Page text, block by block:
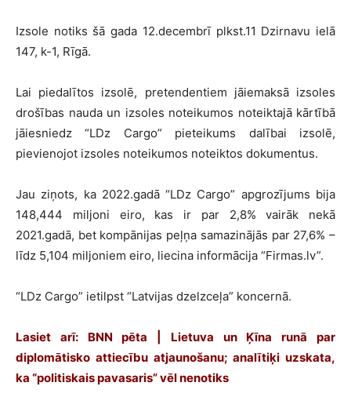
Izsole notiks šā gada 12.decembrī plkst.11 Dzirnavu ielā
147, k-1, Rīgā.
Lai piedalītos izsolē, pretendentiem jāiemaksā izsoles
drošības nauda un izsoles noteikumos noteiktajā kārtībā
jāiesniedz “LDz Cargo” pieteikums dalībai izsolē,
pievienojot izsoles noteikumos noteiktos dokumentus.
Jau ziņots, ka 2022.gadā “LDz Cargo” apgrozījums bija
148,444 miljoni eiro, kas ir par 2,8% vairāk nekā
2021.gadā, bet kompānijas peļņa samazinājās par 27,6% –
līdz 5,104 miljoniem eiro, liecina informācija “Firmas.lv”.
“LDz Cargo” ietilpst “Latvijas dzelzceļa” koncernā.
Lasiet arī: BNN pēta | Lietuva un Ķīna runā par
diplomātisko attiecību atjaunošanu; analītiķi uzskata,
ka “politiskais pavasaris” vēl nenotiks